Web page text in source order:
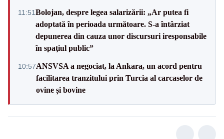
11:51Bolojan, despre legea salarizării: „Ar putea fi
adoptată în perioada următoare. S-a întârziat
depunerea din cauza unor discursuri iresponsabile
în spaţiul public”
10:57ANSVSA a negociat, la Ankara, un acord pentru
facilitarea tranzitului prin Turcia al carcaselor de
ovine și bovine